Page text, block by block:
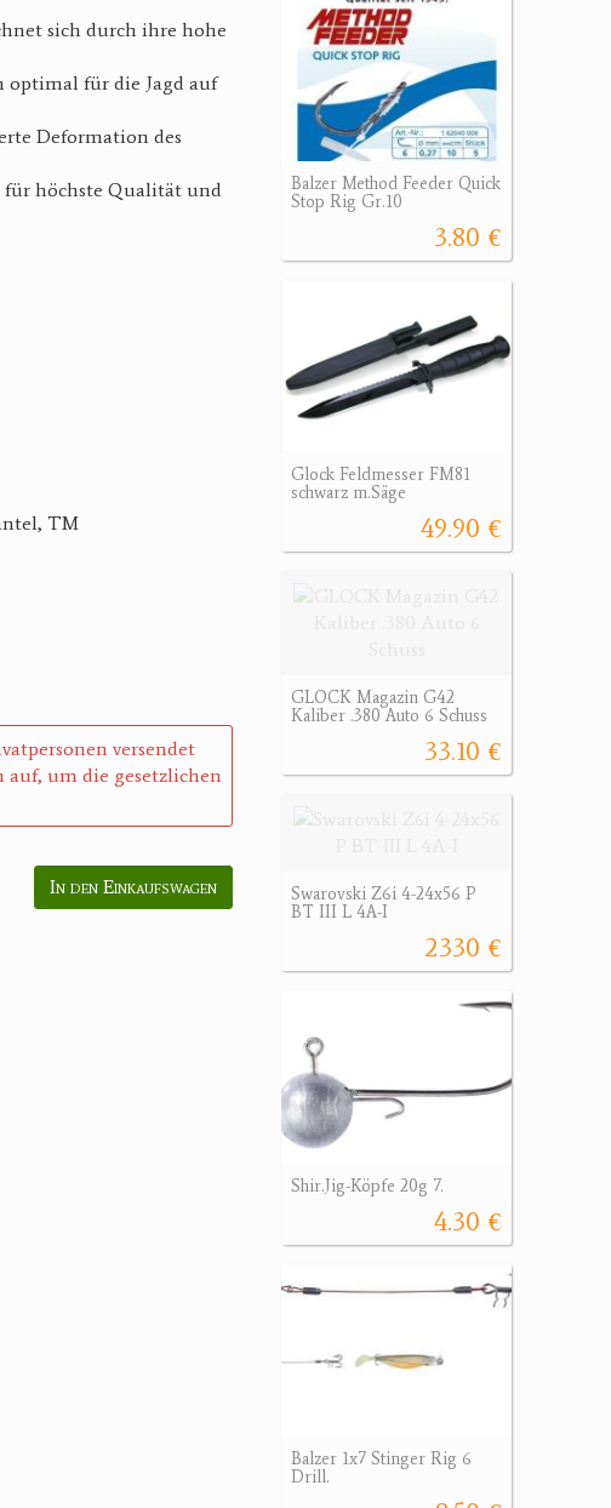
sich durch ihre hohe
optimal für die Jagd auf
Deformation des
höchste Qualität und
TM
versendet
um die gesetzlichen
In den Einkaufswagen
Balzer Method Feeder Quick
Stop Rig Gr.10
3.80 €
Glock Feldmesser FM81
schwarz m.Säge
49.90 €
GLOCK Magazin G42
Kaliber .380 Auto 6 Schuss
33.10 €
Swarovski Z6i 4-24x56 P
BT III L 4A-I
2330 €
Shir.Jig-Köpfe 20g 7.
4.30 €
Balzer 1x7 Stinger Rig 6
Drill.